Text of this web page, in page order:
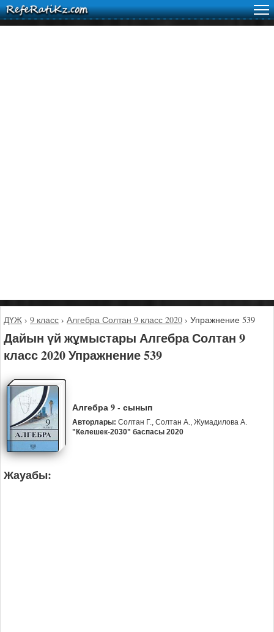
ДҮЖ › 9 класс › Алгебра Солтан 9 класс 2020 › Упражнение 539
Дайын үй жұмыстары Алгебра Солтан 9
класс 2020 Упражнение 539
Алгебра 9 - сынып
Авторлары: Солтан Г., Солтан А., Жумадилова А.
"Келешек-2030" баспасы 2020
Жауабы: